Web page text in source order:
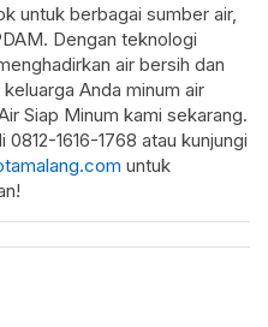
untuk berbagai sumber air,
Dengan teknologi
air bersih dan
Anda minum air
Siap Minum kami sekarang.
0812-1616-1768 atau kunjungi
untuk